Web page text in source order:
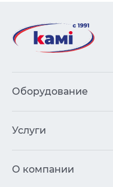
Оборудование
Услуги
О компании